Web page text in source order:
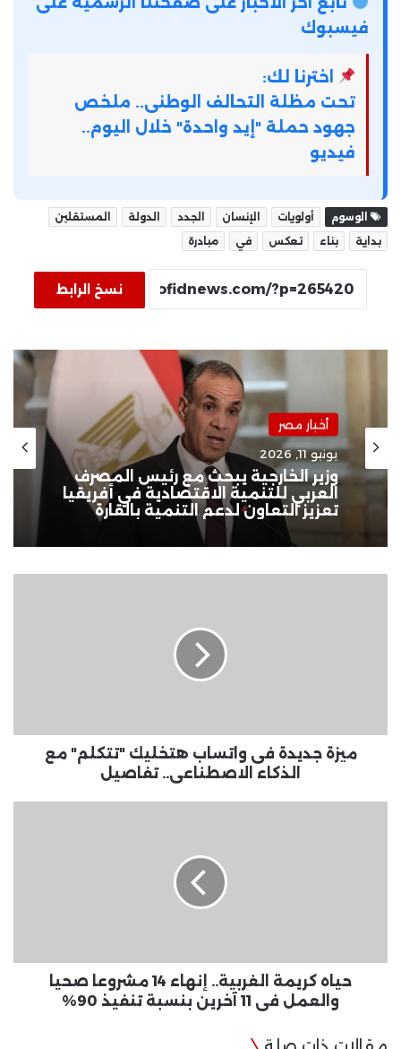
فيسبوك
اخترنا لك:
تحت مظلة التحالف الوطنى.. ملخص
جهود حملة "إيد واحدة" خلال اليوم..
فيديو
الوسوم أولويات الإنسان الجدد الدولة
المستقلين
بداية
بناء تعكس في مبادرة
نسخ الرابط
أخبار مصر
يونيو 11, 2026
وزير الخارجية يبحث مع رئيس المصرف
العربي للتنمية الاقتصادية في أفريقيا
تعزيز التعاون لدعم التنمية بالقارة
الاصطناعى..
تفاصيلميزة جديدة فى واتساب هتخليك "تتكلم" مع
الذكاء الاصطناعى.. تفاصيل
فى
تنفيذ
حياه كريمة الغربية.. إنهاء 14 مشروعا صحيا
والعمل فى 11 آخرين بنسبة تنفيذ 90%